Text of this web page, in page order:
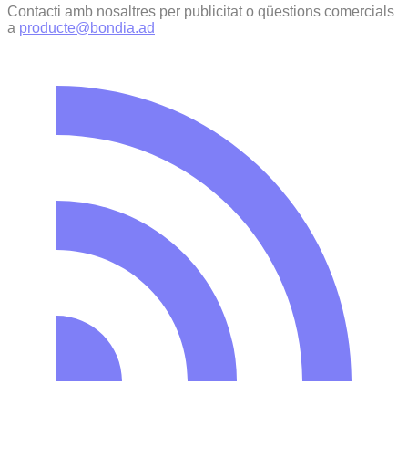
Contacti amb nosaltres per publicitat o qüestions comercials
a producte@bondia.ad